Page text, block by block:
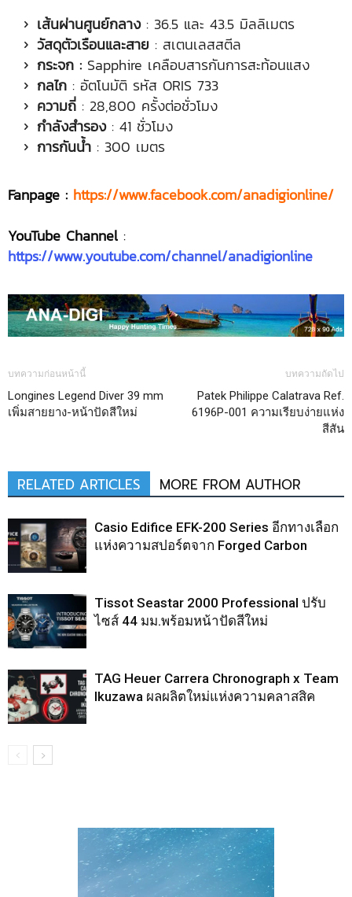
เส้นผ่านศูนย์กลาง: 36.5 และ 43.5 มิลลิเมตร
วัสดุตัวเรือนและสาย : สเตนเลสสตีล
กระจก : Sapphire เคลือบสารกันการสะท้อนแสง
กลไก : อัตโนมัติ รหัส ORIS 733
ความถี่ : 28,800 ครั้งต่อชั่วโมง
กำลังสำรอง: 41 ชั่วโมง
การกันน้ำ : 300 เมตร
Fanpage : https://www.facebook.com/anadigionline/
YouTube Channel :
https://www.youtube.com/channel/anadigionline
บทความก่อนหน้านี้
Longines Legend Diver 39 mm
เพิ่มสายยาง-หน้าปัดสีใหม่
บทความถัดไป
Patek Philippe Calatrava Ref.
6196P-001 ความเรียบง่ายแห่ง
สีสัน
RELATED ARTICLES MORE FROM AUTHOR
Casio Edifice EFK-200 Series อีกทางเลือก
แห่งความสปอร์ตจาก Forged Carbon
Tissot Seastar 2000 Professional ปรับ
ไซส์ 44 มม.พร้อมหน้าปัดสีใหม่
TAG Heuer Carrera Chronograph x Team
Ikuzawa ผลผลิตใหม่แห่งความคลาสสิค